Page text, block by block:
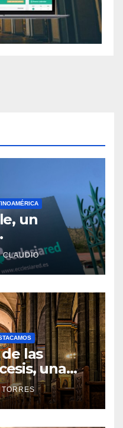
un
CLAUDIO
N
O
H
A
Y
C
O
M
las
una
futuro de
N
O